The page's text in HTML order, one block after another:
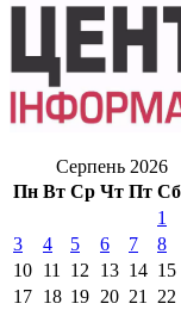
Серпень 2026
Пн Вт Ср Чт Пт Сб
1
3
4 5 6 7 8
10 11 12 13 14 15
17 18 19 20 21 22